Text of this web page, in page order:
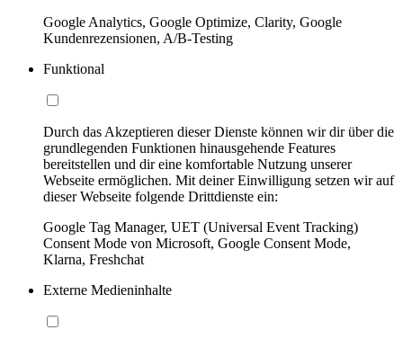
Google Analytics, Google Optimize, Clarity, Google
Kundenrezensionen, A/B-Testing
Funktional
Durch das Akzeptieren dieser Dienste können wir dir über die
grundlegenden Funktionen hinausgehende Features
bereitstellen und dir eine komfortable Nutzung unserer
Webseite ermöglichen. Mit deiner Einwilligung setzen wir auf
dieser Webseite folgende Drittdienste ein:
Google Tag Manager, UET (Universal Event Tracking)
Consent Mode von Microsoft, Google Consent Mode,
Klarna, Freshchat
Externe Medieninhalte